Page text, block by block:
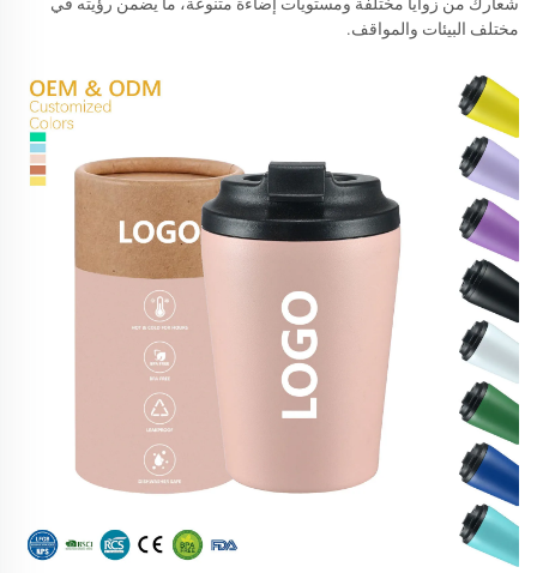
مختلف البيئات والمواقف.